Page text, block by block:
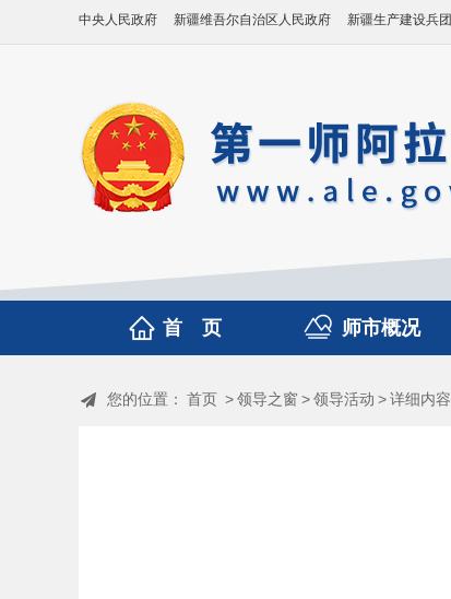
中央人民政府 新疆维吾尔自治区人民政府 新疆生产建设兵团
首 页 师市概况
您的位置： 首页 >领导之窗 >领导活动 >详细内容